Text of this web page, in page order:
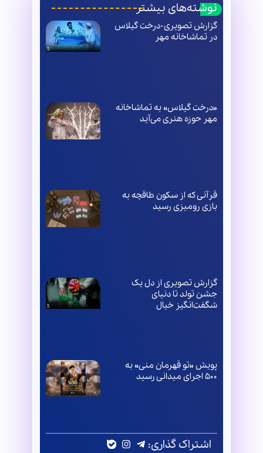
نوشته‌های بیشتر
گزارش تصویری-درخت گیلاس
در تماشاخانه مهر
«درخت گیلاس» به تماشاخانه
مهر حوزه هنری می‌آید
قرآنی که از سکون طاقچه به
بازی رومیزی رسید
گزارش تصویری از دل یک
جشن تولد تا دنیای
شگفت‌انگیز خیال
پویش «تو قهرمان منی» به
۵۰۰ اجرای میدانی رسید
اشتراک گذاری: